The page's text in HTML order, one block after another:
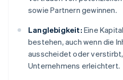
sowie Partnern gewinnen.
Langlebigkeit: Eine
bestehen, auch wenn die
ausscheidet oder
Unternehmens erleichtert.